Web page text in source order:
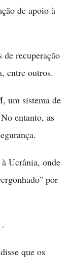
de apoio à
recuperação
entre outros.
um sistema de
entanto, as
Ucrânia, onde
por
.
que os